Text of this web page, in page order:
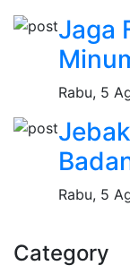
Jaga
Rabu, 5
Rabu, 5
Category